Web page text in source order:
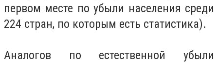
первом месте по убыли населения среди
224 стран, по которым есть статистика).
Аналогов по естественной убыли